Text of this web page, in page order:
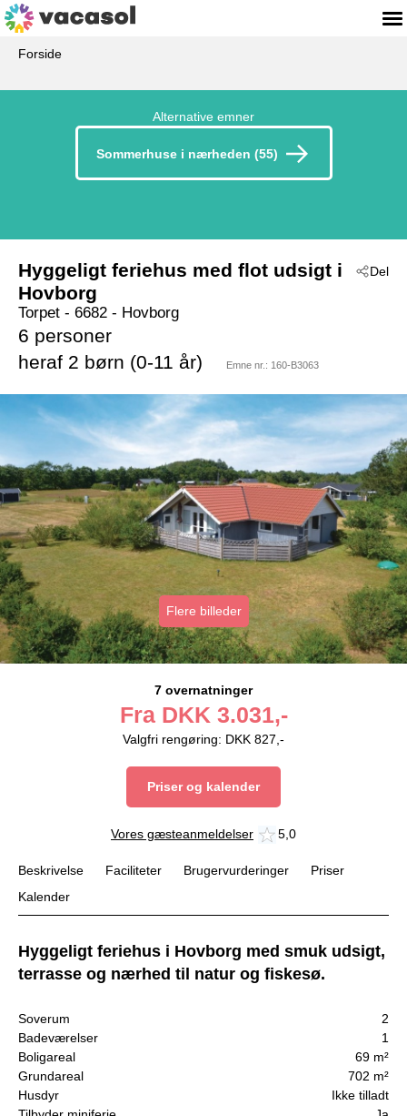
Forside
Alternative emner
Sommerhuse i nærheden (55)
Del
Hyggeligt feriehus med flot udsigt i
Hovborg
Torpet - 6682 - Hovborg
6 personer
heraf 2 børn (0-11 år)
Emne nr.: 160-B3063
Flere billeder
7 overnatninger
Fra DKK 3.031,-
Valgfri rengøring: DKK 827,-
Priser og kalender
Vores gæsteanmeldelser 5,0
Beskrivelse Faciliteter Brugervurderinger
Priser
Kalender
Hyggeligt feriehus i Hovborg med smuk udsigt,
terrasse og nærhed til natur og fiskesø.
Soverum
2
Badeværelser
1
Boligareal
69 m²
Grundareal
702 m²
Husdyr
Ikke tilladt